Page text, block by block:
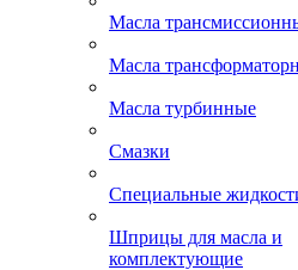
Масла компрессорные/
Смазки